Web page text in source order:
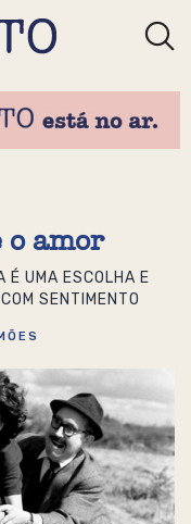
o amor
É UMA ESCOLHA E
SENTIMENTO